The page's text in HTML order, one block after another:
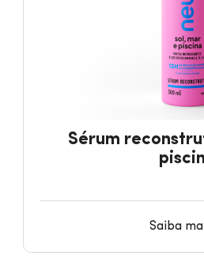
Sérum
piscina
Saiba mais